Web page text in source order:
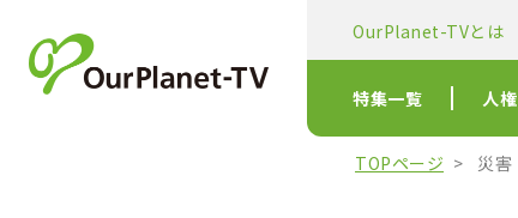
OurPlanet-TVとは
特集一覧 人権
TOPページ 災害